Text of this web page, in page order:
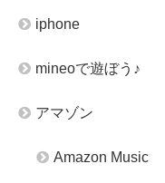
iphone
mineoで遊ぼう♪
アマゾン
Amazon Music